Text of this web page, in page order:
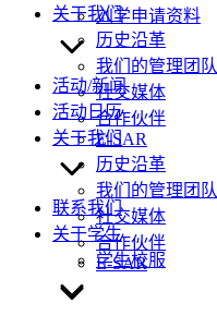
入学申请资料
活动/新闻
活动日历
关于我们
历史沿革
我们的管理团队
社交媒体
合作伙伴
E-SAR
关于我们
历史沿革
我们的管理团队
社交媒体
合作伙伴
E-SAR
联系我们
关于学生
学生校服